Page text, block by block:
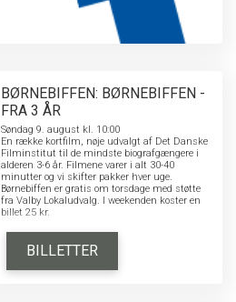
BØRNEBIFFEN: BØRNEBIFFEN -
FRA 3 ÅR
Søndag 9. august kl. 10:00
En række kortfilm, nøje udvalgt af Det Danske
Filminstitut til de mindste biografgængere i
alderen 3-6 år. Filmene varer i alt 30-40
minutter og vi skifter pakker hver uge.
Børnebiffen er gratis om torsdage med støtte
fra Valby Lokaludvalg. I weekenden koster en
billet 25 kr.
BILLETTER